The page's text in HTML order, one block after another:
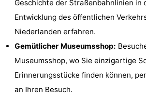
Blick
Zeeland
Zeeuwse
Kust
Zonnedorp
Geschichte der Straßenbahnlinien in
Entwicklung des öffentlichen
Niederlanden erfahren.
Gemütlicher Museumsshop:
Museumsshop, wo Sie einzigartige
Erinnerungsstücke finden können,
an Ihren Besuch.